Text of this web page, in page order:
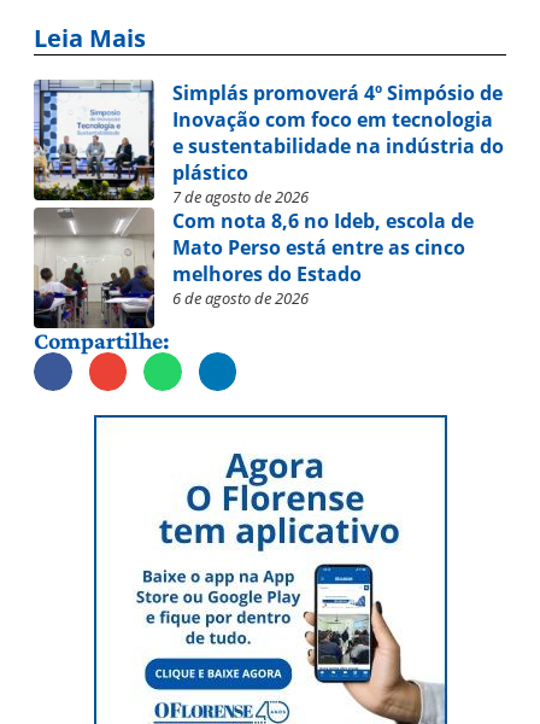
Leia Mais
Simplás promoverá 4º Simpósio de
Inovação com foco em tecnologia
e sustentabilidade na indústria do
plástico
7 de agosto de 2026
Com nota 8,6 no Ideb, escola de
Mato Perso está entre as cinco
melhores do Estado
6 de agosto de 2026
Compartilhe: